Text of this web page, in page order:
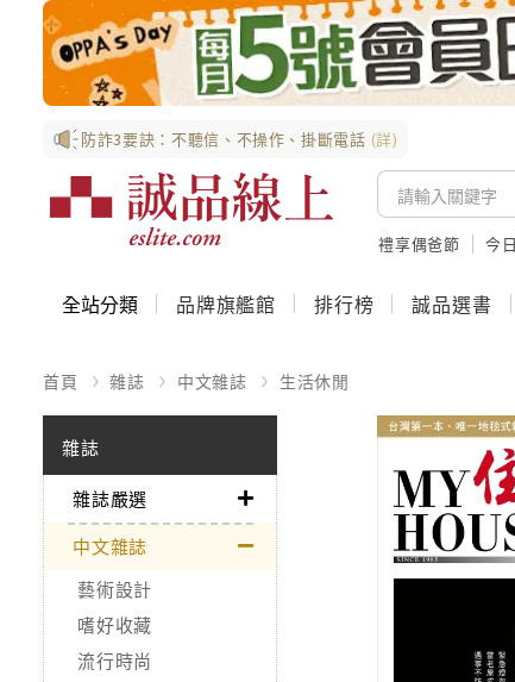
防詐3要訣：不聽信、不操作、掛斷電話 (詳)
禮享偶爸節 今
全站分類 品牌旗艦館 排行榜 誠品選書
首頁 雜誌 中文雜誌 生活休閒
雜誌
雜誌嚴選
中文雜誌
藝術設計
嗜好收藏
流行時尚